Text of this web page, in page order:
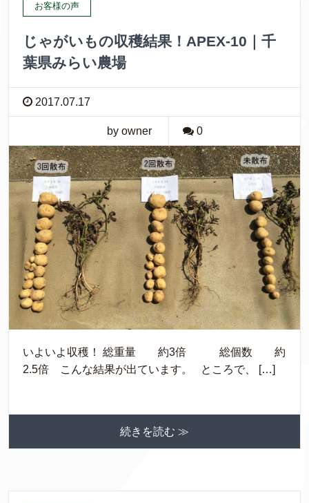
お客様の声
じゃがいもの収穫結果！APEX-10｜千
葉県みらい農場
2017.07.17
by owner 0
いよいよ収穫！ 総重量 約3倍 総個数 約
2.5倍 こんな結果が出ています。 ところで、 […]
続きを読む ≫